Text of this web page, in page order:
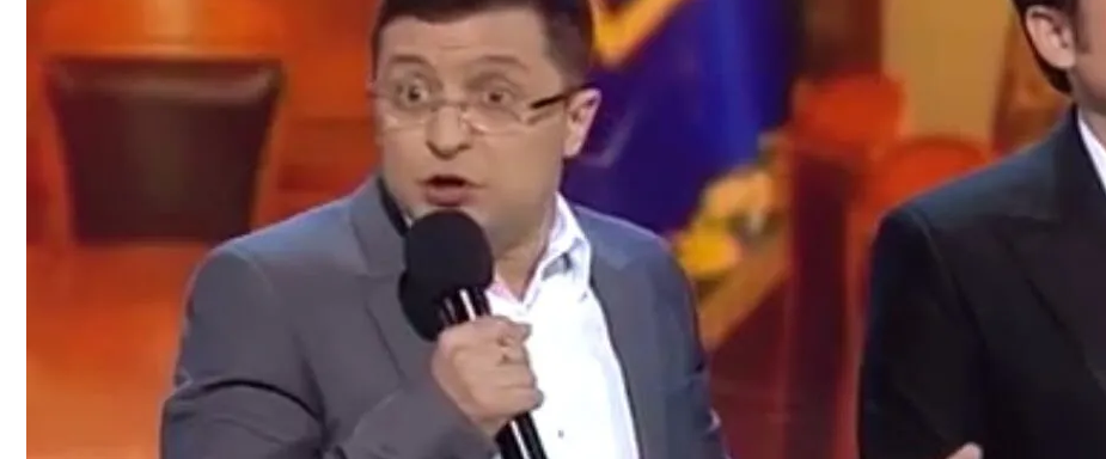
Растущая Концентрация Власти В Руках Си Цзиньпина: Мир Не Обмануть
Извержение Вулкана На Юге Исландии: Чрезвычайное Положение И Эвакуация
В Киеве Люди Вынуждены Ходить К Метро По Улице Без Тротуара